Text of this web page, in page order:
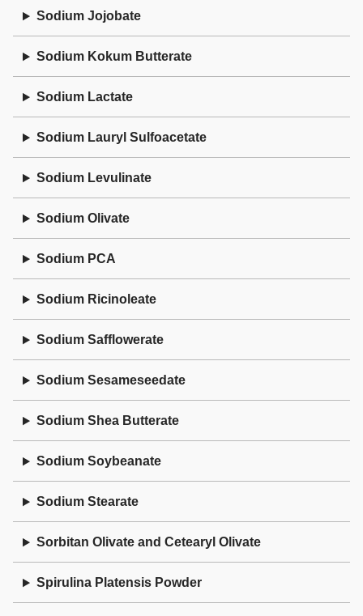
Sodium Jojobate
Sodium Kokum Butterate
Sodium Lactate
Sodium Lauryl Sulfoacetate
Sodium Levulinate
Sodium Olivate
Sodium PCA
Sodium Ricinoleate
Sodium Safflowerate
Sodium Sesameseedate
Sodium Shea Butterate
Sodium Soybeanate
Sodium Stearate
Sorbitan Olivate and Cetearyl Olivate
Spirulina Platensis Powder